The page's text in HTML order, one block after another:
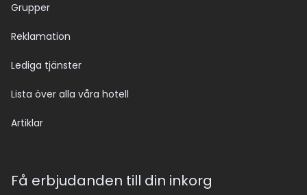
Grupper
Reklamation
Lediga tjänster
Lista över alla våra hotell
Artiklar
Få erbjudanden till din inkorg